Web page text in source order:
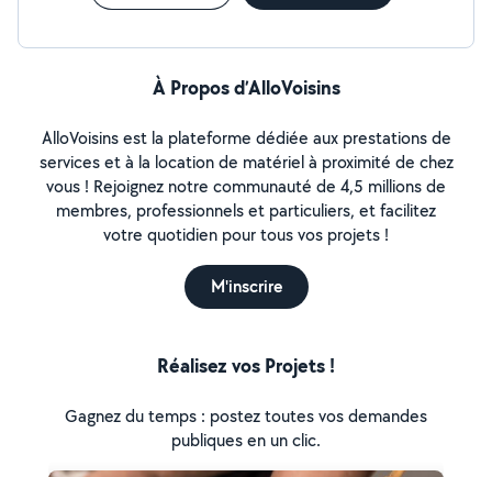
À Propos d’AlloVoisins
AlloVoisins est la plateforme dédiée aux prestations de
services et à la location de matériel à proximité de chez
vous ! Rejoignez notre communauté de 4,5 millions de
membres, professionnels et particuliers, et facilitez
votre quotidien pour tous vos projets !
M'inscrire
Réalisez vos Projets !
Gagnez du temps : postez toutes vos demandes
publiques en un clic.